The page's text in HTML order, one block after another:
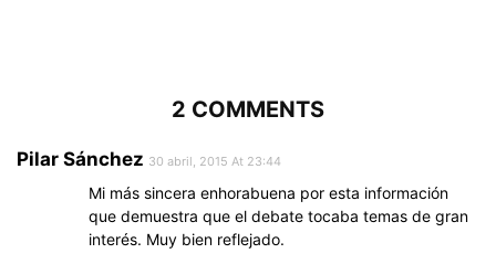
2 COMMENTS
Pilar Sánchez 30 abril, 2015 At 23:44
Mi más sincera enhorabuena por esta información
que demuestra que el debate tocaba temas de gran
interés. Muy bien reflejado.